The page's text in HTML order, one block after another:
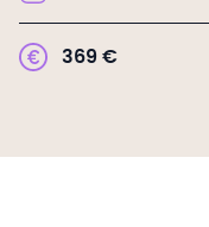
369 €